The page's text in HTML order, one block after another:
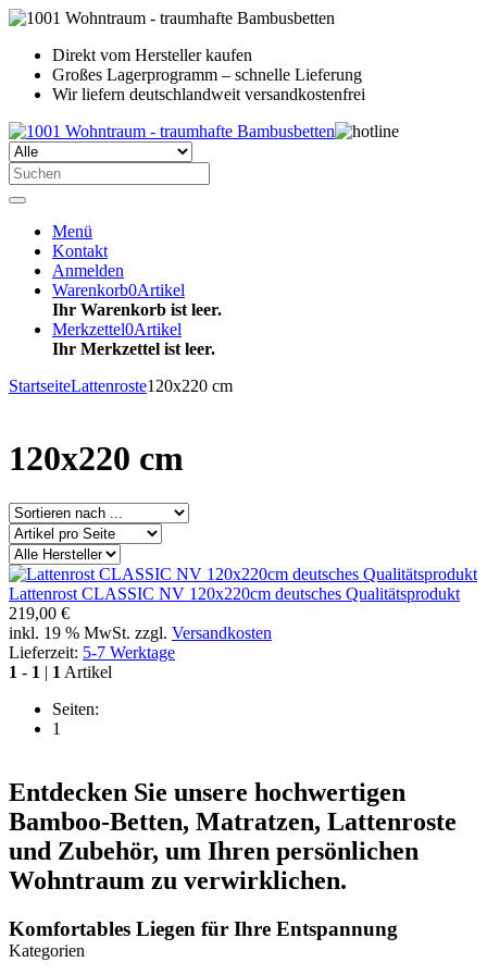
Direkt vom Hersteller kaufen
Großes Lagerprogramm – schnelle Lieferung
Wir liefern deutschlandweit versandkostenfrei
Menü
Kontakt
Anmelden
Warenkorb0Artikel
Ihr Warenkorb ist leer.
Merkzettel0Artikel
Ihr Merkzettel ist leer.
StartseiteLattenroste120x220 cm
120x220 cm
Lattenrost CLASSIC NV 120x220cm deutsches Qualitätsprodukt
219,00 €
inkl. 19 % MwSt. zzgl. Versandkosten
Lieferzeit: 5-7 Werktage
1 - 1 | 1 Artikel
Seiten:
1
Entdecken Sie unsere hochwertigen
Bamboo-Betten, Matratzen, Lattenroste
und Zubehör, um Ihren persönlichen
Wohntraum zu verwirklichen.
Komfortables Liegen für Ihre Entspannung
Kategorien